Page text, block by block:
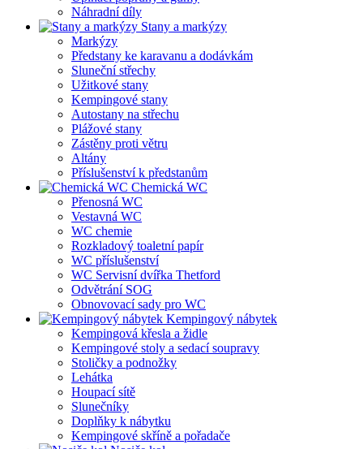
Náhradní díly
Stany a markýzy
Markýzy
Předstany ke karavanu a dodávkám
Sluneční střechy
Užitkové stany
Kempingové stany
Autostany na střechu
Plážové stany
Zástěny proti větru
Altány
Příslušenství k předstanům
Chemická WC
Přenosná WC
Vestavná WC
WC chemie
Rozkladový toaletní papír
WC příslušenství
WC Servisní dvířka Thetford
Odvětrání SOG
Obnovovací sady pro WC
Kempingový nábytek
Kempingová křesla a židle
Kempingové stoly a sedací soupravy
Stoličky a podnožky
Lehátka
Houpací sítě
Slunečníky
Doplňky k nábytku
Kempingové skříně a pořadače